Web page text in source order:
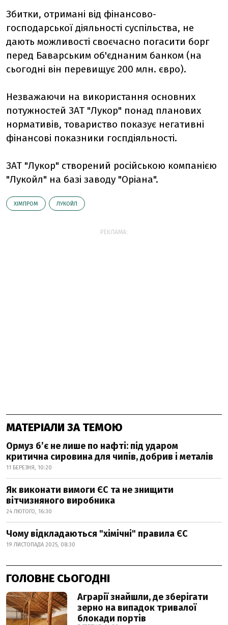
Збитки, отримані від фінансово-
господарської діяльності суспільства, не
дають можливості своєчасно погасити борг
перед Баварським об'єднаним банком (на
сьогодні він перевищує 200 млн. євро).
Незважаючи на використання основних
потужностей ЗАТ "Лукор" понад планових
нормативів, товариство показує негативні
фінансові показники госпдіяльності.
ЗАТ "Лукор" створений російською компанією
"Лукойл" на базі заводу "Оріана".
ХІМПРОМ ЛУКОЙЛ
РЕКЛАМА:
МАТЕРІАЛИ ЗА ТЕМОЮ
Ормуз б’є не лише по нафті: під ударом
критична сировина для чипів, добрив і металів
11 БЕРЕЗНЯ, 10:20
Як виконати вимоги ЄС та не знищити
вітчизняного виробника
24 ЛЮТОГО, 16:30
Чому відкладаються "хімічні" правила ЄС
19 ЛИСТОПАДА 2025, 08:30
ГОЛОВНЕ СЬОГОДНІ
Аграрії знайшли, де зберігати
зерно на випадок тривалої
блокади портів